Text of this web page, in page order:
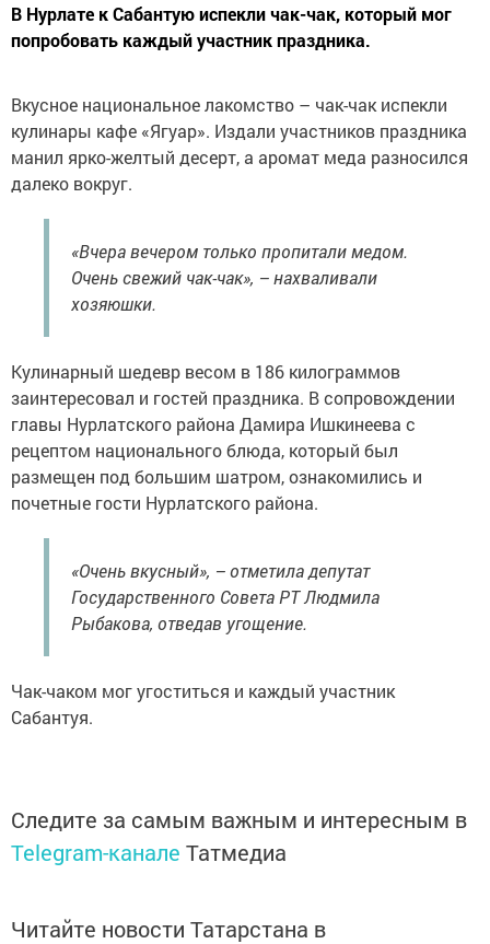
В Нурлате к Сабантую испекли чак-чак, который мог
попробовать каждый участник праздника.
Вкусное национальное лакомство – чак-чак испекли
кулинары кафе «Ягуар». Издали участников праздника
манил ярко-желтый десерт, а аромат меда разносился
далеко вокруг.
«Вчера вечером только пропитали медом.
Очень свежий чак-чак», – нахваливали
хозяюшки.
Кулинарный шедевр весом в 186 килограммов
заинтересовал и гостей праздника. В сопровождении
главы Нурлатского района Дамира Ишкинеева с
рецептом национального блюда, который был
размещен под большим шатром, ознакомились и
почетные гости Нурлатского района.
«Очень вкусный», – отметила депутат
Государственного Совета РТ Людмила
Рыбакова, отведав угощение.
Чак-чаком мог угоститься и каждый участник
Сабантуя.
Следите за самым важным и интересным в
Telegram-канале Татмедиа
Читайте новости Татарстана в